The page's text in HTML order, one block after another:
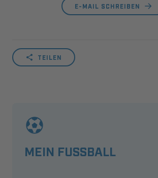
E-MAIL SCHREIBEN
TEILEN
MEIN FUSSBALL